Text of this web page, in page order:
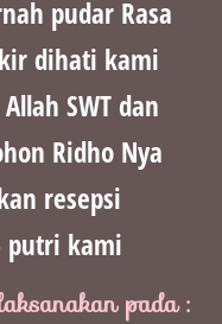
pudar Rasa
dihati kami
SWT dan
Ridho Nya
resepsi
putri kami
pada :